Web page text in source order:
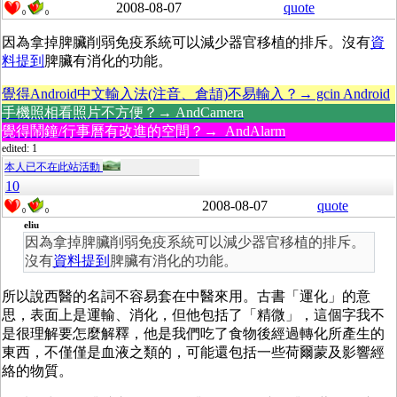
0 0 2008-08-07 quote
因為拿掉脾臟削弱免疫系統可以減少器官移植的排斥。沒有資
料提到 脾臟有消化的功能。
覺得Android中文輸入法(注音、倉頡)不易輸入？→ gcin Android
手機照相看照片不方便？→ AndCamera
覺得鬧鐘/行事曆有改進的空間？→ AndAlarm
edited: 1
本人已不在此站活動
10
0 0 2008-08-07 quote
eliu
因為拿掉脾臟削弱免疫系統可以減少器官移植的排斥。
沒有資料提到 脾臟有消化的功能。
所以說西醫的名詞不容易套在中醫來用。古書「運化」的意
思，表面上是運輸、消化，但他包括了「精微」，這個字我不
是很理解要怎麼解釋，他是我們吃了食物後經過轉化所產生的
東西，不僅僅是血液之類的，可能還包括一些荷爾蒙及影響經
絡的物質。